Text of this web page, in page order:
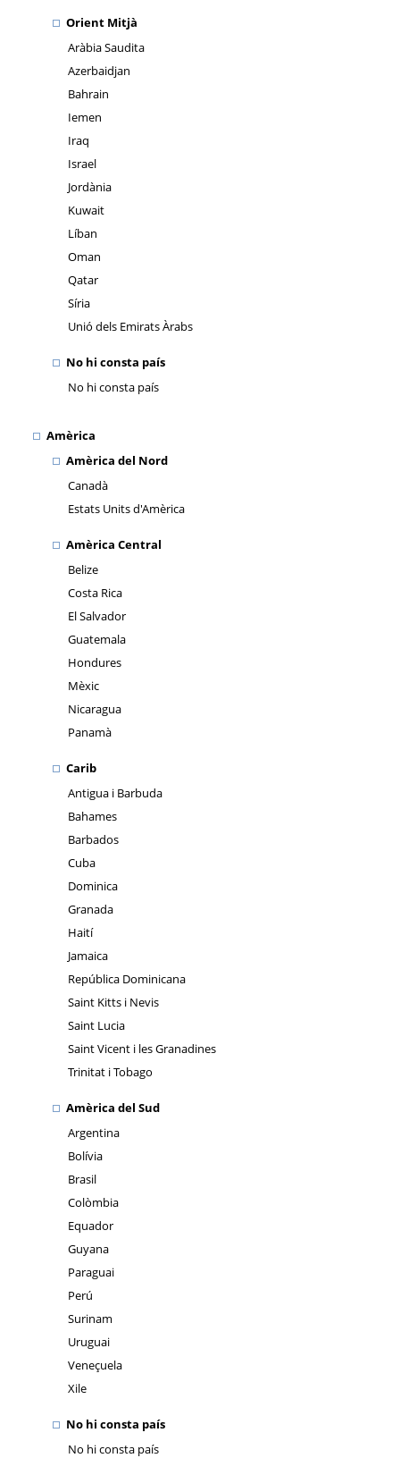
Orient Mitjà
Aràbia Saudita
Azerbaidjan
Bahrain
Iemen
Iraq
Israel
Jordània
Kuwait
Líban
Oman
Qatar
Síria
Unió dels Emirats Àrabs
No hi consta país
No hi consta país
Amèrica
Amèrica del Nord
Canadà
Estats Units d'Amèrica
Amèrica Central
Belize
Costa Rica
El Salvador
Guatemala
Hondures
Mèxic
Nicaragua
Panamà
Carib
Antigua i Barbuda
Bahames
Barbados
Cuba
Dominica
Granada
Haití
Jamaica
República Dominicana
Saint Kitts i Nevis
Saint Lucia
Saint Vicent i les Granadines
Trinitat i Tobago
Amèrica del Sud
Argentina
Bolívia
Brasil
Colòmbia
Equador
Guyana
Paraguai
Perú
Surinam
Uruguai
Veneçuela
Xile
No hi consta país
No hi consta país